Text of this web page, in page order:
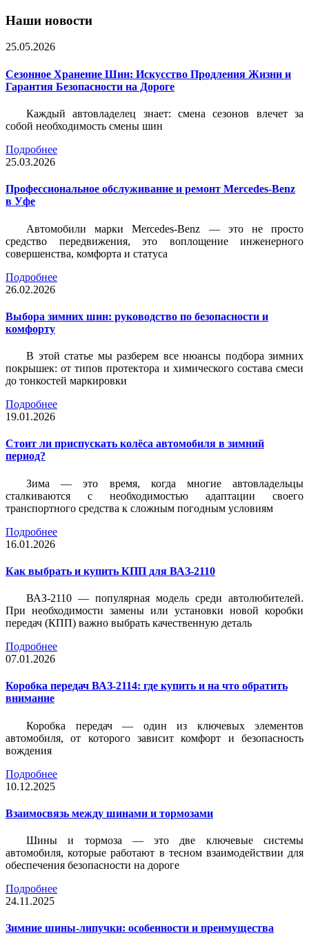
Наши новости
25.05.2026
Сезонное Хранение Шин: Искусство Продления Жизни и
Гарантия Безопасности на Дороге
Каждый автовладелец знает: смена сезонов влечет за
собой необходимость смены шин
Подробнее
25.03.2026
Профессиональное обслуживание и ремонт Mercedes-Benz
в Уфе
Автомобили марки Mercedes-Benz — это не просто
средство передвижения, это воплощение инженерного
совершенства, комфорта и статуса
Подробнее
26.02.2026
Выбора зимних шин: руководство по безопасности и
комфорту
В этой статье мы разберем все нюансы подбора зимних
покрышек: от типов протектора и химического состава смеси
до тонкостей маркировки
Подробнее
19.01.2026
Стоит ли приспускать колёса автомобиля в зимний
период?
Зима — это время, когда многие автовладельцы
сталкиваются с необходимостью адаптации своего
транспортного средства к сложным погодным условиям
Подробнее
16.01.2026
Как выбрать и купить КПП для ВАЗ-2110
ВАЗ-2110 — популярная модель среди автолюбителей.
При необходимости замены или установки новой коробки
передач (КПП) важно выбрать качественную деталь
Подробнее
07.01.2026
Коробка передач ВАЗ-2114: где купить и на что обратить
внимание
Коробка передач — один из ключевых элементов
автомобиля, от которого зависит комфорт и безопасность
вождения
Подробнее
10.12.2025
Взаимосвязь между шинами и тормозами
Шины и тормоза — это две ключевые системы
автомобиля, которые работают в тесном взаимодействии для
обеспечения безопасности на дороге
Подробнее
24.11.2025
Зимние шины-липучки: особенности и преимущества